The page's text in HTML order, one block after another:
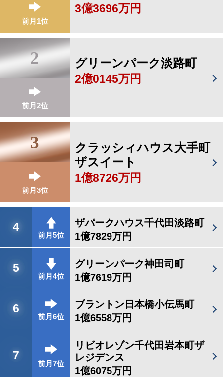
前月1位
3億3696万円
2
前月2位
グリーンパーク淡路町
2億0145万円
3
前月3位
クラッシィハウス大手町
ザスイート
1億8726万円
4
前月5位
ザパークハウス千代田淡路町
1億7829万円
5
前月4位
グリーンパーク神田司町
1億7619万円
6
前月6位
ブラントン日本橋小伝馬町
1億6558万円
7
前月7位
リビオレゾン千代田岩本町ザ
レジデンス
1億6075万円